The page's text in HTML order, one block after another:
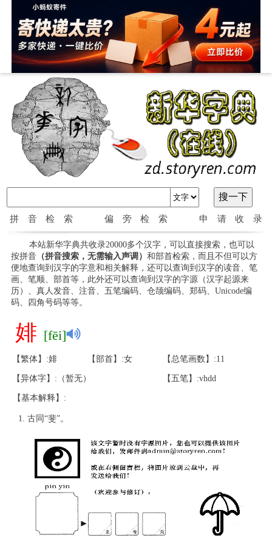
拼音检索 偏旁检索 申请收录
本站新华字典共收录20000多个汉字，可以直接搜索，也可以
按拼音（拼音搜索，无需输入声调） 和部首检索，而且不但可以方
便地查询到汉字的字意和相关解释，还可以查询到汉字的读音、笔
画、笔顺、部首等，此外还可以查询到汉字的字源（汉字起源来
历）、真人发音、注音、五笔编码、仓颉编码、郑码、Unicode编
码、四角号码等等。
婔 [fēi]
【繁体】:婔 【部首】:女 【总笔画数】:11
【异体字】:（暂无） 【五笔】:vhdd
【基本解释】:
古同“斐”。